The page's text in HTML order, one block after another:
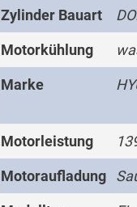
Zylinder Bauart
Motorkühlung
Marke
Motorleistung
Motoraufladung